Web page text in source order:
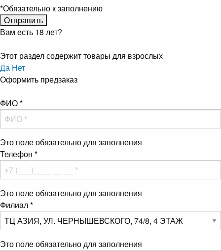
*Обязательно к заполнению
Вам есть 18 лет?
Этот раздел содержит товары для взрослых
Да Нет
Оформить предзаказ
ФИО*
Это поле обязательно для заполнения
Телефон *
Это поле обязательно для заполнения
Филиал*
Это поле обязательно для заполнения